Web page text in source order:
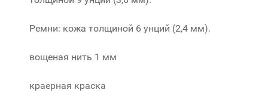
Ремни: кожа толщиной 6 унций (2,4 мм).
вощеная нить 1 мм
краерная краска